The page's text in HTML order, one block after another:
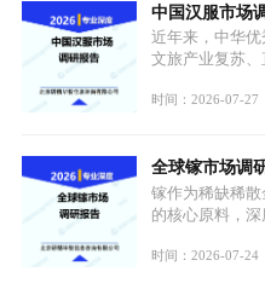
价无市”的供给
AI服务器、5G
链生产、成本
中国汉服市场
近年来，中华
文旅产业复苏
服不再局限于
重要载体。同时
创设计能力提
统服饰品牌、文
时间：2026-07-27
全球镓市场调
镓作为稀缺稀
的核心原料，深
与大国科技博
时间：2026-07-24